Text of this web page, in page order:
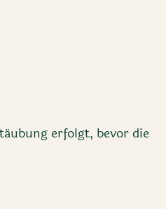
erfolgt, bevor die